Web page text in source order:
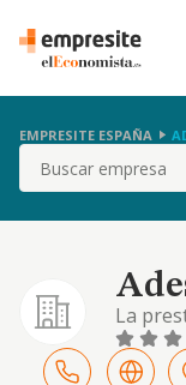
EMPRESITE ESPAÑA
Buscar
La